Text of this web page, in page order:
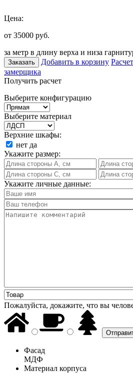
Цена:
от 35000 руб.
за метр в длину верха и низа
Заказать Добавить в корзину
замерщика
Получить расчет
Выберите конфигурацию
Выберите материал
Верхние шкафы:
нет да
Укажите размер:
Укажите личные данные:
Пожалуйста, докажите, что вы
Фасад
МДФ
Материал корпуса